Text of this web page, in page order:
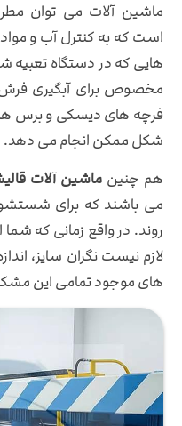
ماشین آلات می توان
است که به کنترل آب و
هایی که در دستگاه تعبیه
مخصوص برای آبگیری فرش
فرچه های دیسکی و برس
شکل ممکن انجام می دهد.
هم چنینماشین آلات
می باشند که برای
روند. در واقع زمانی که
لازم نیست نگران سایز،
های موجود تمامی این